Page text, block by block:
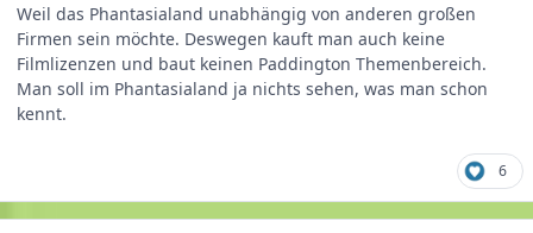
Weil das Phantasialand unabhängig von anderen großen
Firmen sein möchte. Deswegen kauft man auch keine
Filmlizenzen und baut keinen Paddington Themenbereich.
Man soll im Phantasialand ja nichts sehen, was man schon
kennt.
6